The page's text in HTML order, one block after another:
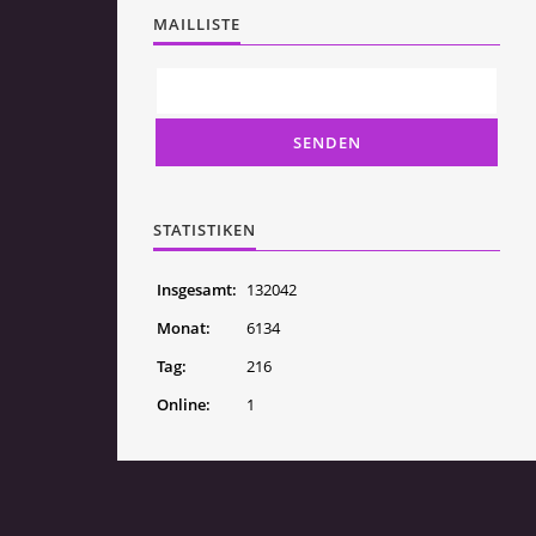
MAILLISTE
STATISTIKEN
Online: 1
Insgesamt: 132042
Monat:
6134
Tag:
216